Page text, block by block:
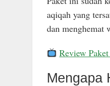
aqiqah yang
dan menghemat
Review
Mengapa